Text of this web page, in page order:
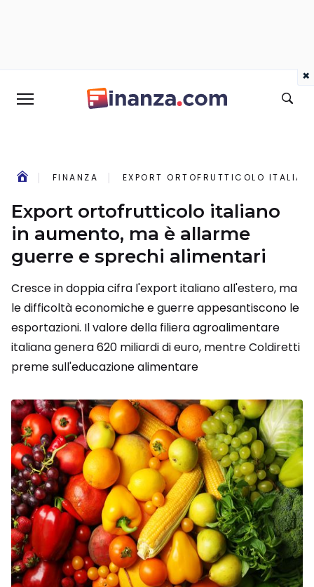
FINANZA EXPORT ORTOFRUTTICOLO
Export ortofrutticolo italiano
in aumento, ma è allarme
guerre e sprechi alimentari
Cresce in doppia cifra l'export italiano all'estero, ma
le difficoltà economiche e guerre appesantiscono le
esportazioni. Il valore della filiera agroalimentare
italiana genera 620 miliardi di euro, mentre Coldiretti
preme sull'educazione alimentare
×